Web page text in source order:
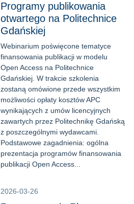
Programy publikowania
otwartego na Politechnice
Gdańskiej
Webinarium poświęcone tematyce
finansowania publikacji w modelu
Open Access na Politechnice
Gdańskiej. W trakcie szkolenia
zostaną omówione przede wszystkim
możliwości opłaty kosztów APC
wynikających z umów licencyjnych
zawartych przez Politechnikę Gdańską
z poszczególnymi wydawcami.
Podstawowe zagadnienia: ogólna
prezentacja programów finansowania
publikacji Open Access...
2026-03-26